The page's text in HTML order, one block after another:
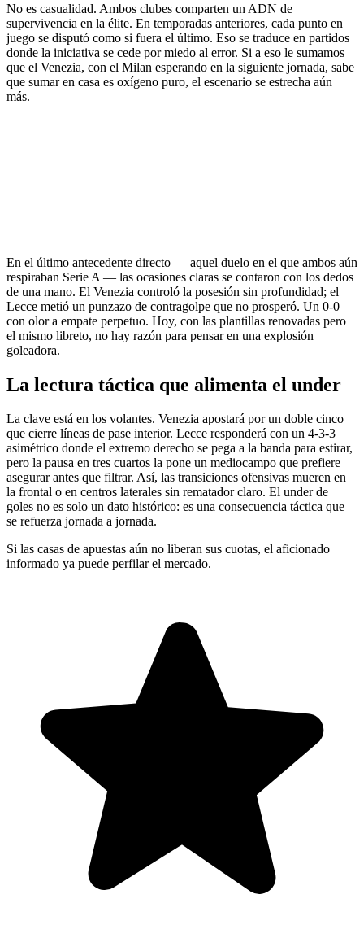
No es casualidad. Ambos clubes comparten un ADN de
supervivencia en la élite. En temporadas anteriores, cada punto en
juego se disputó como si fuera el último. Eso se traduce en partidos
donde la iniciativa se cede por miedo al error. Si a eso le sumamos
que el Venezia, con el Milan esperando en la siguiente jornada, sabe
que sumar en casa es oxígeno puro, el escenario se estrecha aún
más.
En el último antecedente directo — aquel duelo en el que ambos aún
respiraban Serie A — las ocasiones claras se contaron con los dedos
de una mano. El Venezia controló la posesión sin profundidad; el
Lecce metió un punzazo de contragolpe que no prosperó. Un 0-0
con olor a empate perpetuo. Hoy, con las plantillas renovadas pero
el mismo libreto, no hay razón para pensar en una explosión
goleadora.
La lectura táctica que alimenta el under
La clave está en los volantes. Venezia apostará por un doble cinco
que cierre líneas de pase interior. Lecce responderá con un 4-3-3
asimétrico donde el extremo derecho se pega a la banda para estirar,
pero la pausa en tres cuartos la pone un mediocampo que prefiere
asegurar antes que filtrar. Así, las transiciones ofensivas mueren en
la frontal o en centros laterales sin rematador claro. El under de
goles no es solo un dato histórico: es una consecuencia táctica que
se refuerza jornada a jornada.
Si las casas de apuestas aún no liberan sus cuotas, el aficionado
informado ya puede perfilar el mercado.